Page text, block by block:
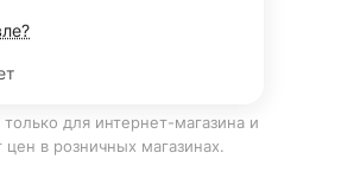
для интернет-магазина и
цен в розничных магазинах.